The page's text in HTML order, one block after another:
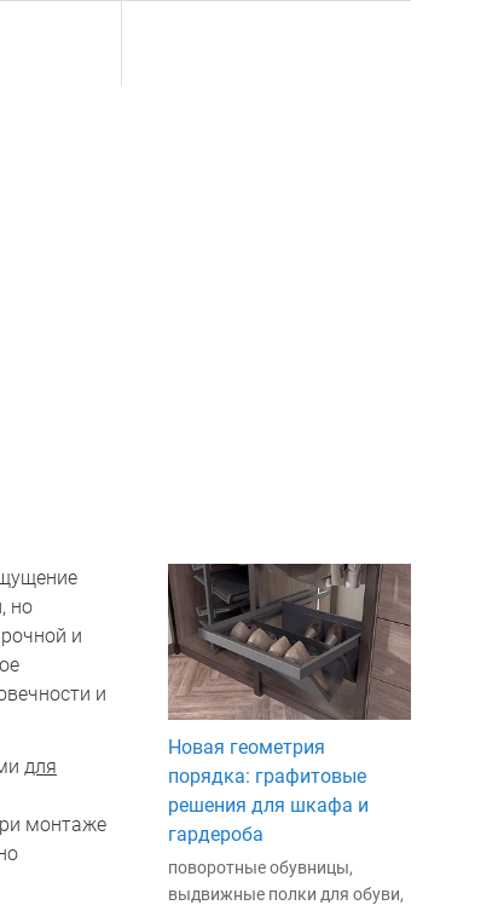
но
и
и
для
монтаже
Новая геометрия
порядка: графитовые
решения для шкафа и
гардероба
поворотные обувницы,
выдвижные полки для обуви,